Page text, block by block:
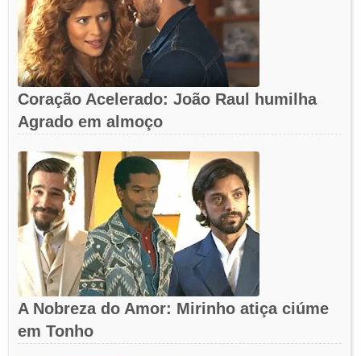
Coração Acelerado: João Raul humilha
Agrado em almoço
A Nobreza do Amor: Mirinho atiça ciúme
em Tonho